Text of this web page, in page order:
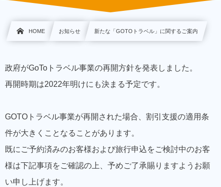
HOME お知らせ 新たな「GOTOトラベル」に関するご案内
政府がGoToトラベル事業の再開方針を発表しました。
再開時期は2022年明けにも決まる予定です。
GOTOトラベル事業が再開された場合、割引支援の適用条
件が大きくことなることがあります。
既にご予約済みのお客様および旅行申込をご検討中のお客
様は下記事項をご確認の上、予めご了承賜りますようお願
い申し上げます。